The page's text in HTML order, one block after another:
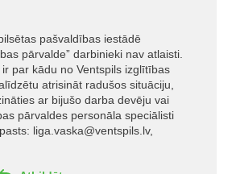
pašvaldības iestādē
pārvalde” darbinieki nav atlaisti.
par kādu no Ventspils izglītības
atrisināt radušos situāciju,
ar bijušo darba devēju vai
pārvaldes personāla speciālisti
liga.vaska@ventspils.lv,